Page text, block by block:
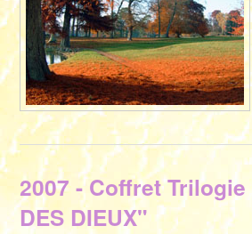
2007 - Coffret
DES DIEUX"